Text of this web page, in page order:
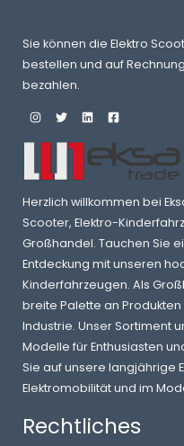
Sie können die Elektro
bestellen und auf
bezahlen.
Herzlich willkommen bei
Scooter, Elektro-
Großhandel. Tauchen Sie
Entdeckung mit unseren
Kinderfahrzeugen. Als
breite Palette an
Industrie. Unser Sortiment
Modelle für Enthusiasten
Sie auf unsere langjährige
Elektromobilität und im
Rechtliches